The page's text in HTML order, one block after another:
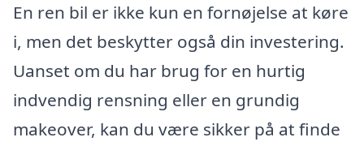
En ren bil er ikke kun en fornøjelse at køre
i, men det beskytter også din investering.
Uanset om du har brug for en hurtig
indvendig rensning eller en grundig
makeover, kan du være sikker på at finde